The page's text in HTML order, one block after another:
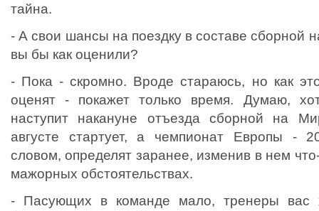
тайна.
- А свои шансы на поездку в составе сборной
вы бы как оценили?
- Пока - скромно. Вроде стараюсь, но как
оценят - покажет только время. Думаю,
наступит накануне отъезда сборной на
августе стартует, а чемпионат Европы -
словом, определят заранее, изменив в нем
мажорных обстоятельствах.
- Пасующих в команде мало, тренеры вас